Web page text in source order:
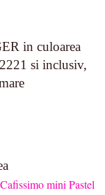
in culoarea
si inclusiv,